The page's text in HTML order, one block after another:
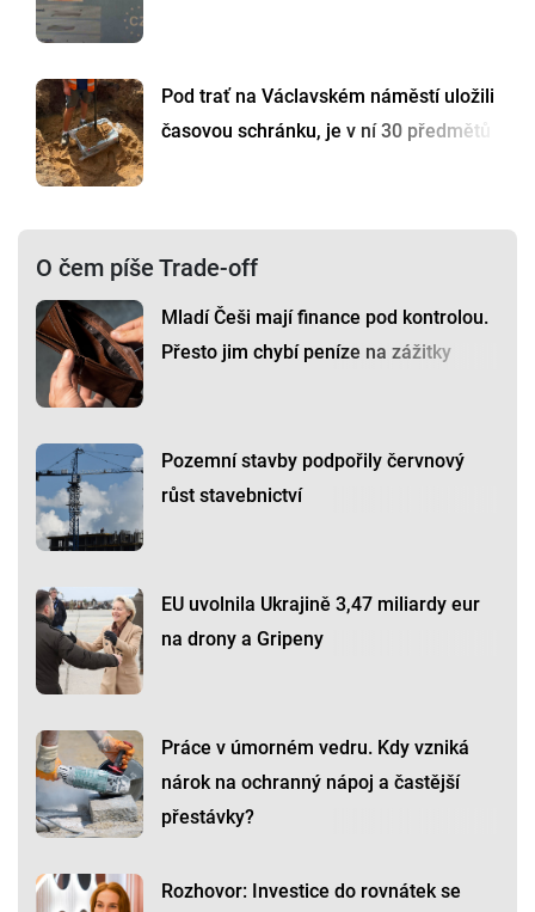
Pod trať na Václavském náměstí uložili
časovou schránku, je v ní 30 předmětů
O čem píše Trade-off
Mladí Češi mají finance pod kontrolou.
Přesto jim chybí peníze na zážitky
Pozemní stavby podpořily červnový
růst stavebnictví
EU uvolnila Ukrajině 3,47 miliardy eur
na drony a Gripeny
Práce v úmorném vedru. Kdy vzniká
nárok na ochranný nápoj a častější
přestávky?
Rozhovor: Investice do rovnátek se